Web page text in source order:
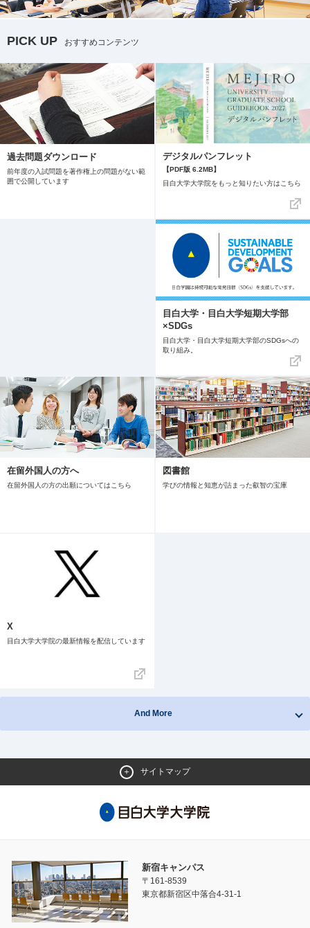
PICK UP おすすめコンテンツ
過去問題ダウンロード
前年度の入試問題を著作権上の問題がない範
囲で公開しています
デジタルパンフレット
【PDF版 6.2MB】
目白大学大学院をもっと知りたい方はこちら
目白大学・目白大学短期大学部
×SDGs
目白大学・目白大学短期大学部のSDGsへの
取り組み。
在留外国人の方へ
在留外国人の方の出願についてはこちら
図書館
学びの情報と知恵が詰まった叡智の宝庫
X
目白大学大学院の最新情報を配信しています
And More
サイトマップ
新宿キャンパス
〒161-8539
東京都新宿区中落合4-31-1